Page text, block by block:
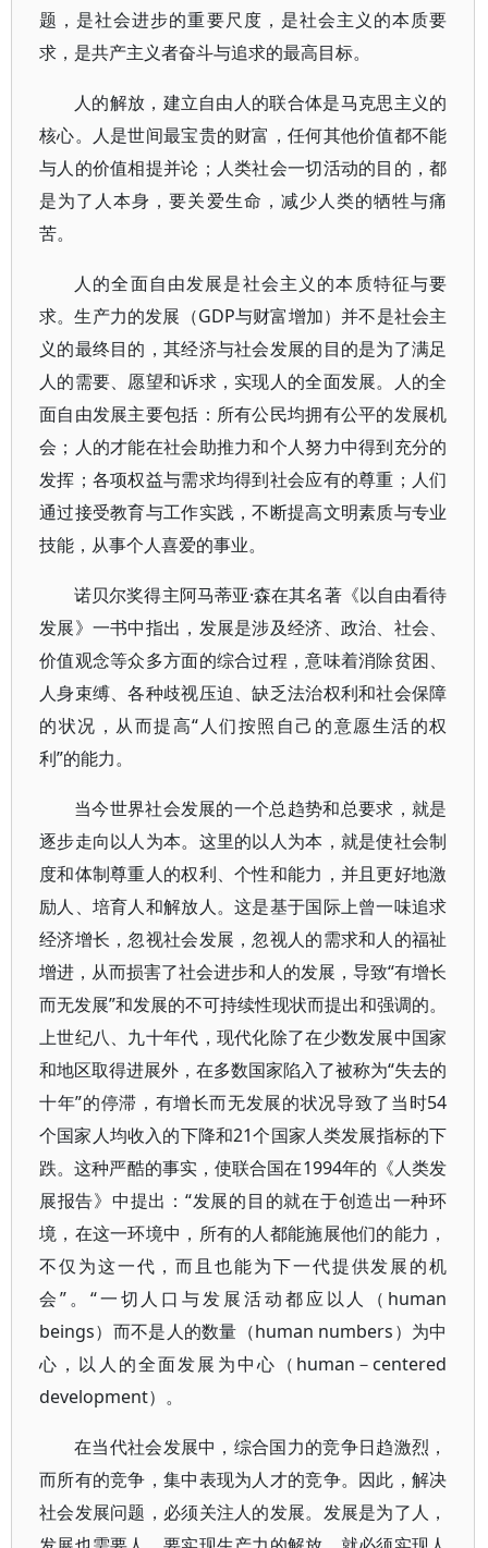
题，是社会进步的重要尺度，是社会主义的本质要
求，是共产主义者奋斗与追求的最高目标。
人的解放，建立自由人的联合体是马克思主义的
核心。人是世间最宝贵的财富，任何其他价值都不能
与人的价值相提并论；人类社会一切活动的目的，都
是为了人本身，要关爱生命，减少人类的牺牲与痛
苦。
人的全面自由发展是社会主义的本质特征与要
求。生产力的发展（GDP与财富增加）并不是社会主
义的最终目的，其经济与社会发展的目的是为了满足
人的需要、愿望和诉求，实现人的全面发展。人的全
面自由发展主要包括：所有公民均拥有公平的发展机
会；人的才能在社会助推力和个人努力中得到充分的
发挥；各项权益与需求均得到社会应有的尊重；人们
通过接受教育与工作实践，不断提高文明素质与专业
技能，从事个人喜爱的事业。
诺贝尔奖得主阿马蒂亚·森在其名著《以自由看待
发展》一书中指出，发展是涉及经济、政治、社会、
价值观念等众多方面的综合过程，意味着消除贫困、
人身束缚、各种歧视压迫、缺乏法治权利和社会保障
的状况，从而提高“人们按照自己的意愿生活的权
利”的能力。
当今世界社会发展的一个总趋势和总要求，就是
逐步走向以人为本。这里的以人为本，就是使社会制
度和体制尊重人的权利、个性和能力，并且更好地激
励人、培育人和解放人。这是基于国际上曾一味追求
经济增长，忽视社会发展，忽视人的需求和人的福祉
增进，从而损害了社会进步和人的发展，导致“有增长
而无发展”和发展的不可持续性现状而提出和强调的。
上世纪八、九十年代，现代化除了在少数发展中国家
和地区取得进展外，在多数国家陷入了被称为“失去的
十年”的停滞，有增长而无发展的状况导致了当时54
个国家人均收入的下降和21个国家人类发展指标的下
跌。这种严酷的事实，使联合国在1994年的《人类发
展报告》中提出：“发展的目的就在于创造出一种环
境，在这一环境中，所有的人都能施展他们的能力，
不仅为这一代，而且也能为下一代提供发展的机
会”。“一切人口与发展活动都应以人（human
beings）而不是人的数量（human numbers）为中
心，以人的全面发展为中心（human－centered
development）。
在当代社会发展中，综合国力的竞争日趋激烈，
而所有的竞争，集中表现为人才的竞争。因此，解决
社会发展问题，必须关注人的发展。发展是为了人，